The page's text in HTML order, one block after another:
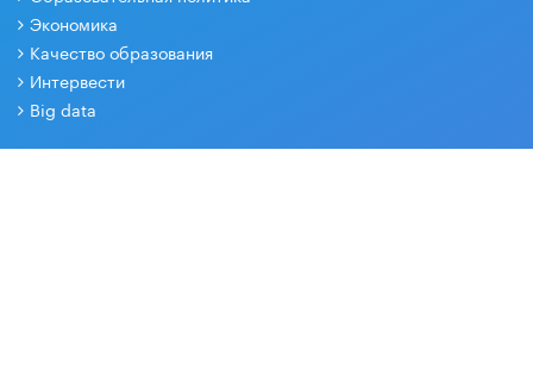
Экономика
Качество образования
Интервести
Big data